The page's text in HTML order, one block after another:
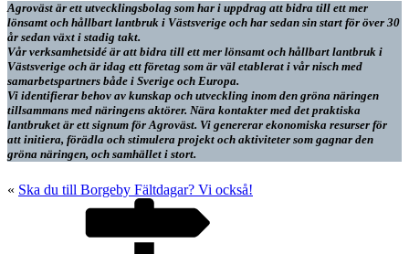
Agroväst är ett utvecklingsbolag som har i uppdrag att bidra till ett mer
lönsamt och hållbart lantbruk i Västsverige och har sedan sin start för över 30
år sedan växt i stadig takt.
Vår verksamhetsidé är att bidra till ett mer lönsamt och hållbart lantbruk i
Västsverige och är idag ett företag som är väl etablerat i vår nisch med
samarbetspartners både i Sverige och Europa.
Vi identifierar behov av kunskap och utveckling inom den gröna näringen
tillsammans med näringens aktörer. Nära kontakter med det praktiska
lantbruket är ett signum för Agroväst. Vi genererar ekonomiska resurser för
att initiera, förädla och stimulera projekt och aktiviteter som gagnar den
gröna näringen, och samhället i stort.
« Ska du till Borgeby Fältdagar? Vi också!